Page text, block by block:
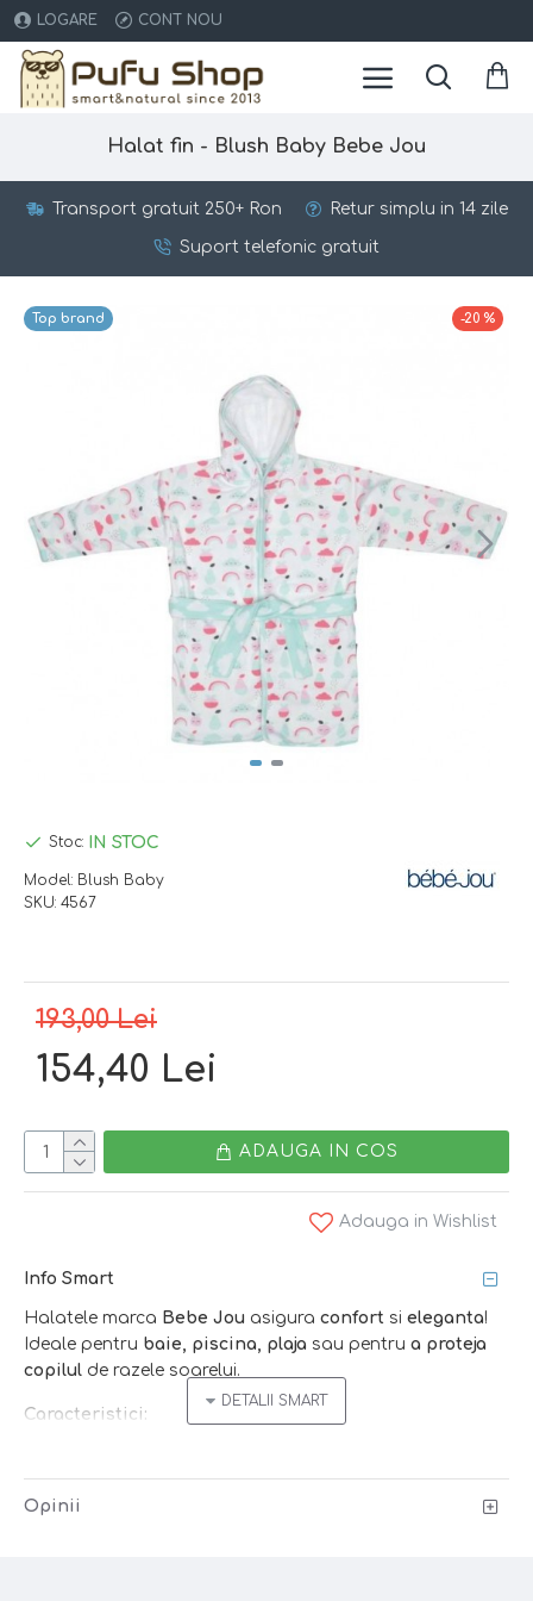
LOGARE CONT NOU
Halat fin - Blush Baby Bebe Jou
Transport gratuit 250+ Ron Retur simplu in 14 zile
Suport telefonic gratuit
Top brand -20 %
193,00 Lei
154,40 Lei
Stoc: IN STOC
Model: Blush Baby
SKU: 4567
ADAUGA IN COS
Adauga in Wishlist
Info Smart
Halatele marca Bebe Jou asigura confort si eleganta!
Ideale pentru baie, piscina, plaja sau pentru a proteja
copilul de razele soarelui.
Caracteristici:
moale-
bumbac tip
Opinii